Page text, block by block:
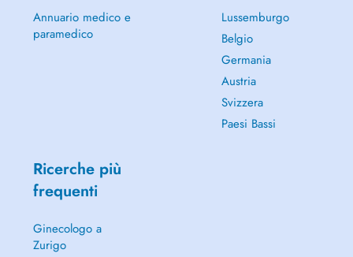
Annuario medico e
paramedico
Lussemburgo
Belgio
Germania
Austria
Svizzera
Paesi Bassi
Ricerche più
frequenti
Ginecologo a
Zurigo